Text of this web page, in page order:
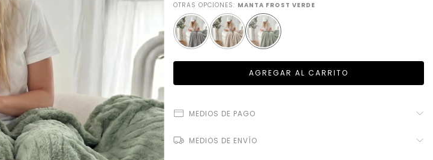
OTRAS OPCIONES: MANTA FROST VERDE
MEDIOS DE PAGO
MEDIOS DE ENVÍO